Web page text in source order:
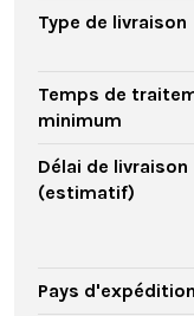
Type de livraison
Temps de
minimum
Délai de livraison
(estimatif)
Pays d'expédition